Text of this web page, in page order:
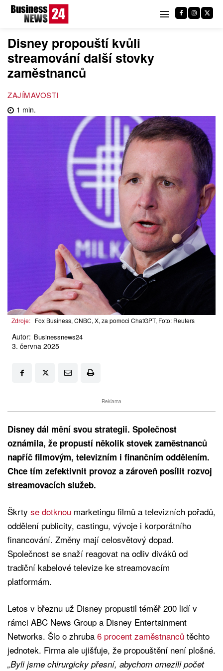
Disney propouští kvůli
streamování další stovky
zaměstnanců
ZAJÍMAVOSTI
1 min.
Zdroje: Fox Business, CNBC, X, za pomoci ChatGPT, Foto: Reuters
Autor: Businessnews24
3. června 2025
Reklama
Disney dál mění svou strategii. Společnost
oznámila, že propustí několik stovek zaměstnanců
napříč filmovým, televizním i finančním oddělením.
Chce tím zefektivnit provoz a zároveň posílit rozvoj
streamovacích služeb.
Škrty se dotknou marketingu filmů a televizních pořadů,
oddělení publicity, castingu, vývoje i korporátního
financování. Změny mají celosvětový dopad.
Společnost se snaží reagovat na odliv diváků od
tradiční kabelové televize ke streamovacím
platformám.
Letos v březnu už Disney propustil téměř 200 lidí v
rámci ABC News Group a Disney Entertainment
Networks. Šlo o zhruba 6 procent zaměstnanců těchto
jednotek. Firma ale ujišťuje, že propouštění není plošné.
„Byli jsme chirurgicky přesní, abychom omezili počet